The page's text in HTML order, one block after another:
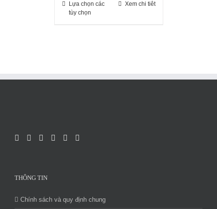
Lựa chọn các
tùy chọn
Xem chi tiêt
THÔNG TIN
Chính sách và quy định chung